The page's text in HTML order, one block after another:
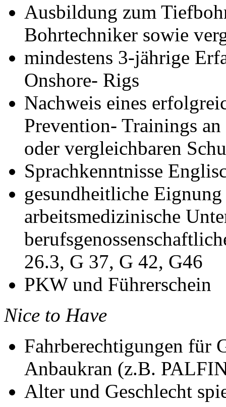
Ausbildung zum
Bohrtechniker sowie
mindestens 3-jährige
Onshore- Rigs
Nachweis eines
Prevention- Trainings
oder vergleichbaren
Sprachkenntnisse
gesundheitliche
arbeitsmedizinische
26.3, G 37, G 42, G46
PKWund Führerschein
Nice to Have
Fahrberechtigungen für
Anbaukran (z.B.
Alter und Geschlecht